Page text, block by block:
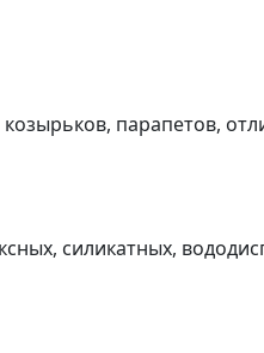
парапетов,
силикатных,